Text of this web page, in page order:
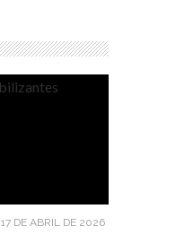
17 DE ABRIL DE 2026